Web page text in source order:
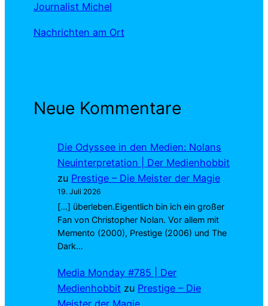
Journalist Michel
Nachrichten am Ort
Neue Kommentare
Die Odyssee in den Medien: Nolans
Neuinterpretation | Der Medienhobbit
zu Prestige – Die Meister der Magie
19. Juli 2026
[…] überleben.Eigentlich bin ich ein großer
Fan von Christopher Nolan. Vor allem mit
Memento (2000), Prestige (2006) und The
Dark…
Media Monday #785 | Der
Medienhobbit zu Prestige – Die
Meister der Magie